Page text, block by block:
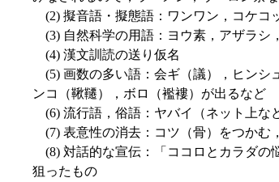
(2) 擬音語・擬態語：ワンワン，コケコ
(3) 自然科学の用語：ヨウ素，アザラシ
(4) 漢文訓読の送り仮名
(5) 画数の多い語：会ギ（議），ヒンシ
ンコ（鞦韆），ボロ（襤褸）が出るなど
(6) 流行語，俗語：ヤバイ（ネット上な
(7) 表意性の消去：コツ（骨）をつかむ
(8) 対話的な宣伝：「ココロとカラダの
狙ったもの